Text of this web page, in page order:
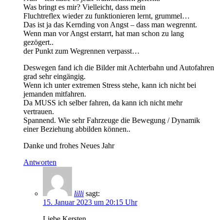
Was bringt es mir? Vielleicht, dass mein
Fluchtreflex wieder zu funktionieren lernt, grummel…
Das ist ja das Kernding von Angst – dass man wegrennt.
Wenn man vor Angst erstarrt, hat man schon zu lang
gezögert..
der Punkt zum Wegrennen verpasst…
Deswegen fand ich die Bilder mit Achterbahn und Autofahren
grad sehr eingängig.
Wenn ich unter extremen Stress stehe, kann ich nicht bei
jemanden mitfahren.
Da MUSS ich selber fahren, da kann ich nicht mehr
vertrauen.
Spannend. Wie sehr Fahrzeuge die Bewegung / Dynamik
einer Beziehung abbilden können..
Danke und frohes Neues Jahr
Antworten
lilli sagt:
15. Januar 2023 um 20:15 Uhr